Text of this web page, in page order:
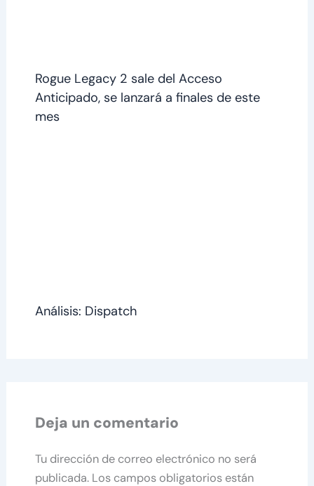
Rogue Legacy 2 sale del Acceso
Anticipado, se lanzará a finales de este
mes
Análisis: Dispatch
Deja un comentario
Tu dirección de correo electrónico no será
publicada. Los campos obligatorios están